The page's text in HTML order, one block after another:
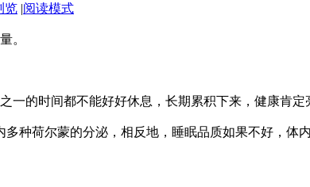
览 |阅读模式
。
一的时间都不能好好休息，长期累积下来，健康肯定
种荷尔蒙的分泌，相反地，睡眠品质如果不好，体